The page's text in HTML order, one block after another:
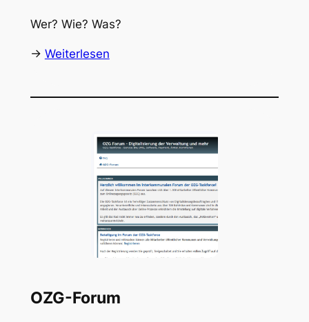
Wer? Wie? Was?
-> Weiterlesen
OZG-Forum